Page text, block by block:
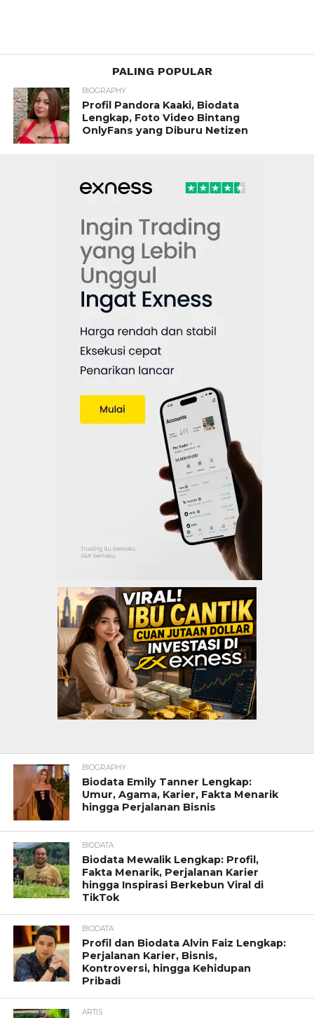
PALING POPULAR
BIOGRAPHY
Profil Pandora Kaaki, Biodata
Lengkap, Foto Video Bintang
OnlyFans yang Diburu Netizen
BIOGRAPHY
Biodata Emily Tanner Lengkap:
Umur, Agama, Karier, Fakta Menarik
hingga Perjalanan Bisnis
BIODATA
Biodata Mewalik Lengkap: Profil,
Fakta Menarik, Perjalanan Karier
hingga Inspirasi Berkebun Viral di
TikTok
BIODATA
Profil dan Biodata Alvin Faiz Lengkap:
Perjalanan Karier, Bisnis,
Kontroversi, hingga Kehidupan
Pribadi
ARTIS